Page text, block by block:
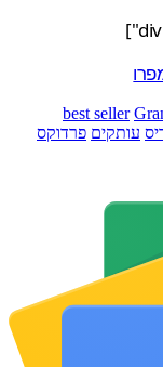
best seller
פרדוקס